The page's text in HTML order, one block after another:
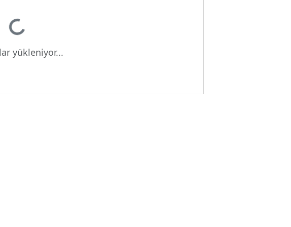
yükleniyor...